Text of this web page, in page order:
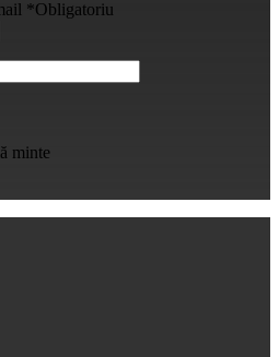
*Obligatoriu
minte